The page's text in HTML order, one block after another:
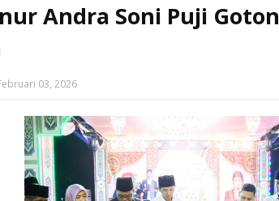
Andra Soni Puji
03, 2026